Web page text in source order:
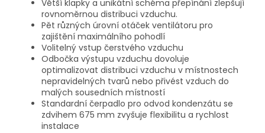
Větší klapky a unikátní schéma přepínání zlepšují
rovnoměrnou distribuci vzduchu.
Pět různých úrovní otáček ventilátoru pro
zajištění maximálního pohodlí
Volitelný vstup čerstvého vzduchu
Odbočka výstupu vzduchu dovoluje
optimalizovat distribuci vzduchu v místnostech
nepravidelných tvarů nebo přivést vzduch do
malých sousedních místností
Standardní čerpadlo pro odvod kondenzátu se
zdvihem 675 mm zvyšuje flexibilitu a rychlost
instalace